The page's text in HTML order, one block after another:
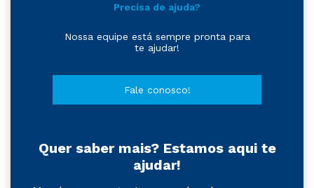
Precisa de ajuda?
Nossa equipe está sempre pronta para
te ajudar!
Fale conosco!
Quer saber mais? Estamos aqui te
ajudar!